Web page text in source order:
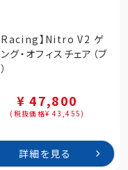
】Nitro V2 ゲ
グ・オフィスチェア（ブ
¥ 47,800
(税抜価格¥ 43,455)
詳細を見る